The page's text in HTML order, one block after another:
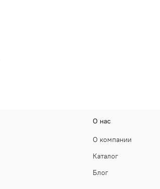
О нас
О компании
Каталог
Блог